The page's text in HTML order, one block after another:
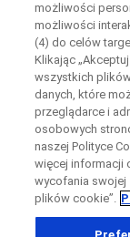
Kraj
Polska, selected
Skontaktuj się
Dane osobowe
Nazwisko
Directly
Nazwisko
możliwości
możliwości
(4) do celów
Klikając
wszystkich
danych, które
przeglądarce i
osobowych
naszej Polityce
więcej informacji
wycofania swojej
plików cookie”.